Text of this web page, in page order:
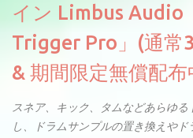
イン Limbus Audio
Trigger Pro」(通常
& 期間限定無償配布
スネア、キック、タムなどあらゆ
し、ドラムサンプルの置き換えや